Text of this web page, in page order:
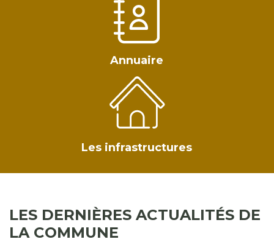
Annuaire
Les infrastructures
LES DERNIÈRES ACTUALITÉS DE
LA COMMUNE